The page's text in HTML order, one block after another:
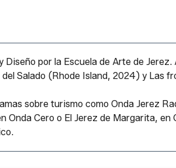
por la Escuela de Arte de Jerez.
Salado (Rhode Island, 2024) y Las
sobre turismo como Onda Jerez
Onda Cero o El Jerez de Margarita, en